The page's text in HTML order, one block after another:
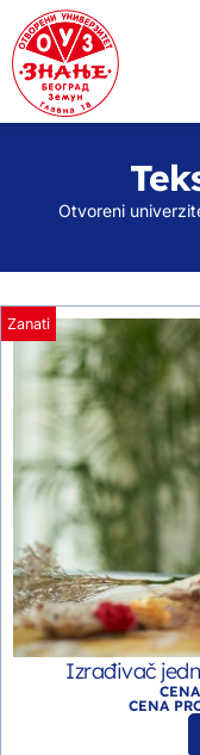
Otvoreni
Zanati
Izrađivač
CENA